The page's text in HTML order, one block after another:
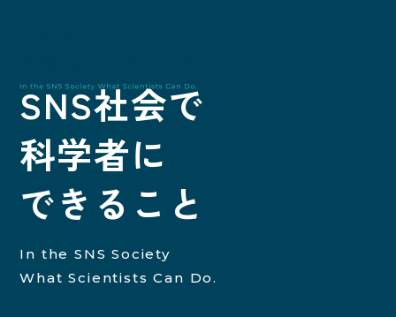
SNS社会で
科学者に
できること
In the SNS Society
What Scientists Can Do.